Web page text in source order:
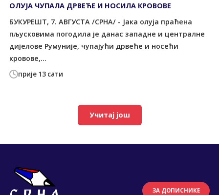
прије 13 сати
ОЛУЈА ЧУПАЛА ДРВЕЋЕ И НОСИЛА КРОВОВЕ
БУКУРЕШT, 7. АВГУСТА /СРНА/ - Јака олуја праћена
пљусковима погодила је данас западне и централне
дијелове Румуније, чупајући дрвеће и носећи
кровове,...
Учитај још
ЗА ДОПИСНИКЕ